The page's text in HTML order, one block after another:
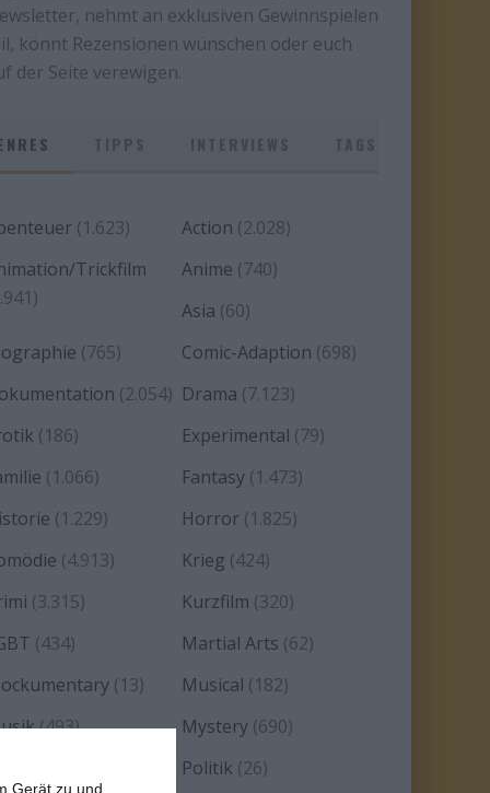
Gerät zu und
nehmt an exklusiven Gewinnspielen
könnt Rezensionen wünschen oder euch
der Seite verewigen.
(1.623) Action (2.028)
Trickfilm
Anime (740)
Asia (60)
(765) Comic-Adaption (698)
(2.054) Drama (7.123)
(186) Experimental (79)
(1.066) Fantasy (1.473)
(1.229) Horror (1.825)
(4.913) Krieg (424)
(3.315) Kurzfilm (320)
(434) Martial Arts (62)
(13) Musical (182)
(493) Mystery (690)
Politik (26)